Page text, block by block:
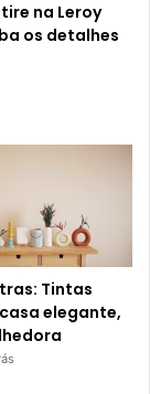
na Leroy
os detalhes
Tintas
elegante,